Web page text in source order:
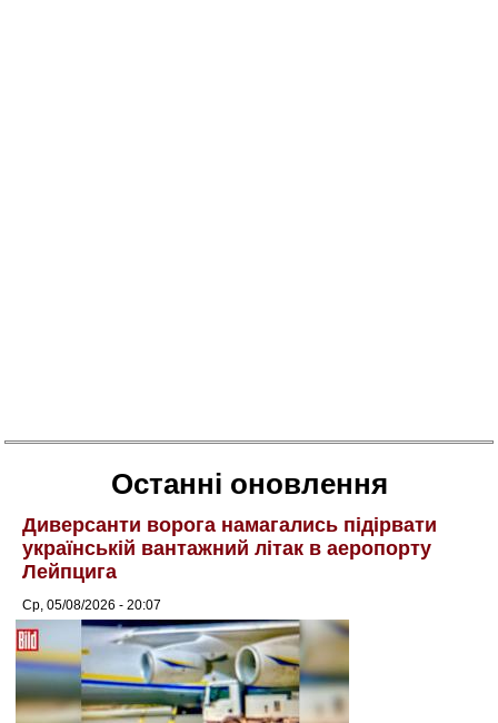
Останні оновлення
Диверсанти ворога намагались підірвати
українській вантажний літак в аеропорту
Лейпцига
Ср, 05/08/2026 - 20:07